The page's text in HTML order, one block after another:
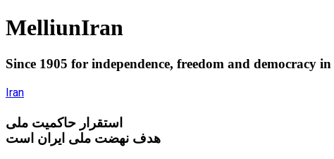
MelliunIran
Since 1905 for independence, freedom and democracy in
Iran
استقرار حاکميت ملی
هدف نهضت ملی ایران است